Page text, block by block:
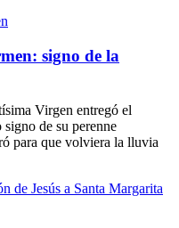
signo de la
Virgen entregó el
de su perenne
para que volviera la lluvia